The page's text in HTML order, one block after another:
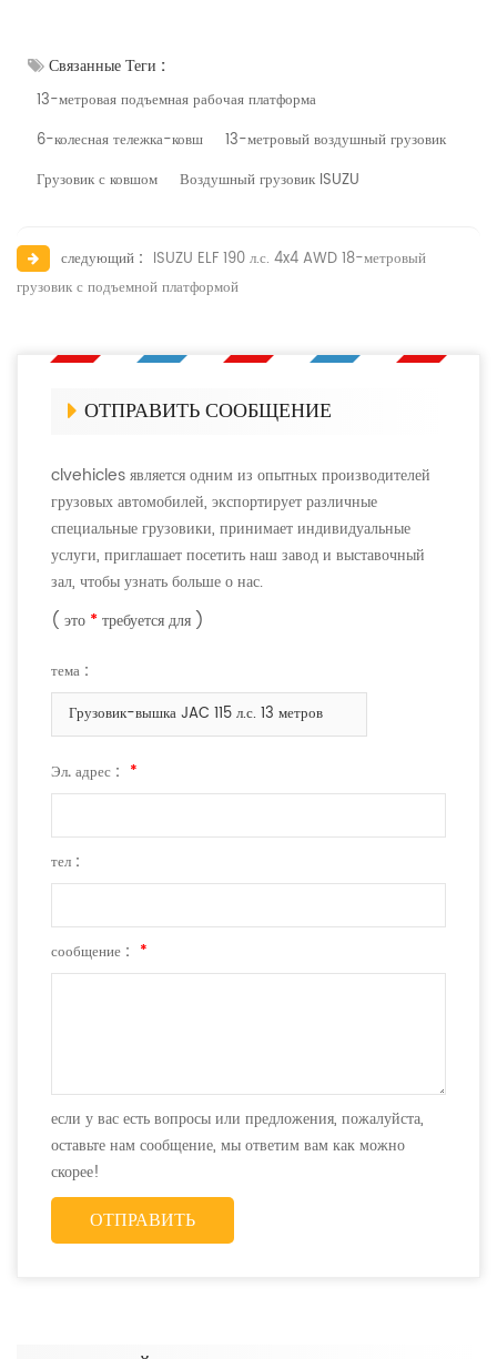
Связанные Теги :
13-метровая подъемная рабочая платформа
6-колесная тележка-ковш
13-метровый воздушный грузовик
Грузовик с ковшом
Воздушный грузовик ISUZU
следующий : ISUZU ELF 190 л.с. 4x4 AWD 18-метровый
грузовик с подъемной платформой
ОТПРАВИТЬ СООБЩЕНИЕ
clvehicles является одним из опытных производителей
грузовых автомобилей, экспортирует различные
специальные грузовики, принимает индивидуальные
услуги, приглашает посетить наш завод и выставочный
зал, чтобы узнать больше о нас.
( это * требуется для )
тема :
Грузовик-вышка JAC 115 л.с. 13 метров
Эл. адрес : *
тел :
сообщение : *
если у вас есть вопросы или предложения, пожалуйста,
оставьте нам сообщение, мы ответим вам как можно
скорее!